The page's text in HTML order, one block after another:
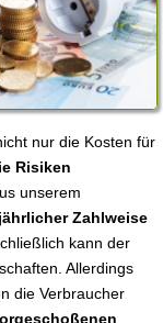
nur die Kosten für
Risiken
unserem
Zahlweise
kann der
Allerdings
die Verbraucher